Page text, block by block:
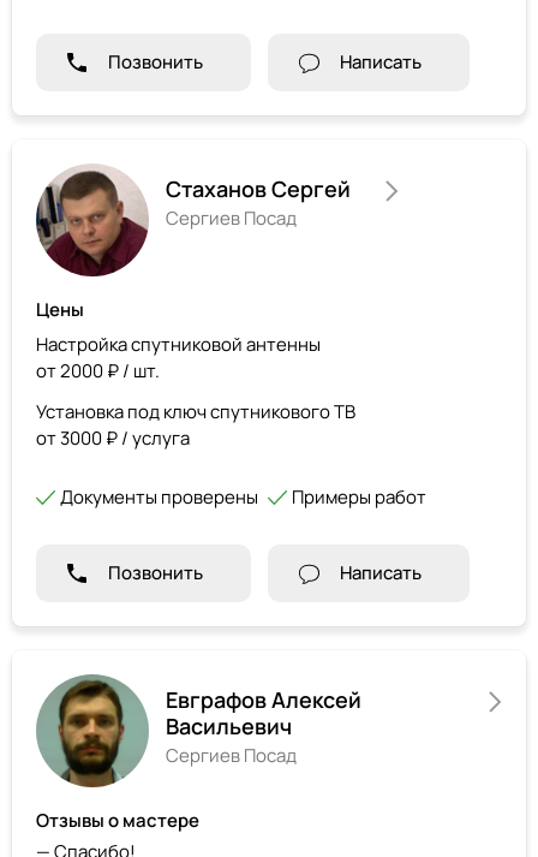
Позвонить Написать
Стаханов Сергей
Сергиев Посад
Цены
Настройка спутниковой антенны
от 2000 ₽ / шт.
Установка под ключ спутникового ТВ
от 3000 ₽ / услуга
Документы проверены Примеры работ
Позвонить Написать
Евграфов Алексей
Васильевич
Сергиев Посад
Отзывы о мастере
— Спасибо!